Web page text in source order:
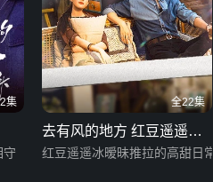
集
守
全22集
去有风的地方 红豆遥遥冰
日常篇
红豆遥遥冰暧昧推拉的高甜日常